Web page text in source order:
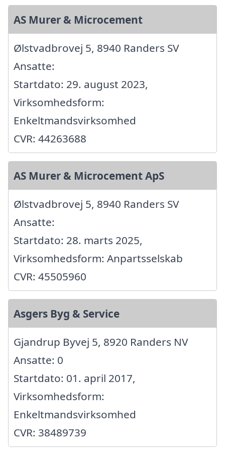
AS Murer & Microcement
Ølstvadbrovej 5, 8940 Randers SV
Ansatte:
Startdato: 29. august 2023,
Virksomhedsform:
Enkeltmandsvirksomhed
CVR: 44263688
AS Murer & Microcement ApS
Ølstvadbrovej 5, 8940 Randers SV
Ansatte:
Startdato: 28. marts 2025,
Virksomhedsform: Anpartsselskab
CVR: 45505960
Asgers Byg & Service
Gjandrup Byvej 5, 8920 Randers NV
Ansatte: 0
Startdato: 01. april 2017,
Virksomhedsform:
Enkeltmandsvirksomhed
CVR: 38489739